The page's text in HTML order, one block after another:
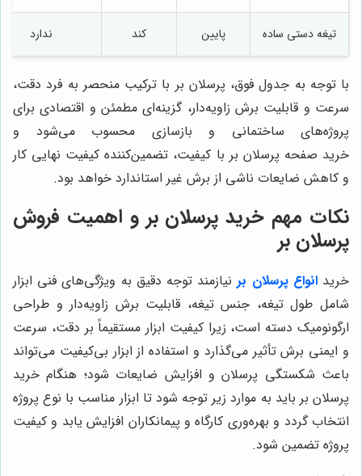
تیغه دستی ساده پایین کند ندارد
با توجه به جدول فوق، پرسلان بر با ترکیب منحصر به فرد دقت،
سرعت و قابلیت برش زاویه‌دار، گزینه‌ای مطمئن و اقتصادی برای
پروژه‌های ساختمانی و بازسازی محسوب می‌شود و
خرید صفحه پرسلان بر با کیفیت، تضمین‌کننده کیفیت نهایی کار
و کاهش ضایعات ناشی از برش غیر استاندارد خواهد بود.
نکات مهم خرید پرسلان بر و اهمیت فروش
پرسلان بر
خرید انواع پرسلان بر نیازمند توجه دقیق به ویژگی‌های فنی ابزار
شامل طول تیغه، جنس تیغه، قابلیت برش زاویه‌دار و طراحی
ارگونومیک دسته است، زیرا کیفیت ابزار مستقیماً بر دقت، سرعت
و ایمنی برش تأثیر می‌گذارد و استفاده از ابزار بی‌کیفیت می‌تواند
باعث شکستگی پرسلان و افزایش ضایعات شود؛ هنگام خرید
پرسلان بر باید به موارد زیر توجه شود تا ابزار مناسب با نوع پروژه
انتخاب گردد و بهره‌وری کارگاه و پیمانکاران افزایش یابد و کیفیت
پروژه تضمین شود.